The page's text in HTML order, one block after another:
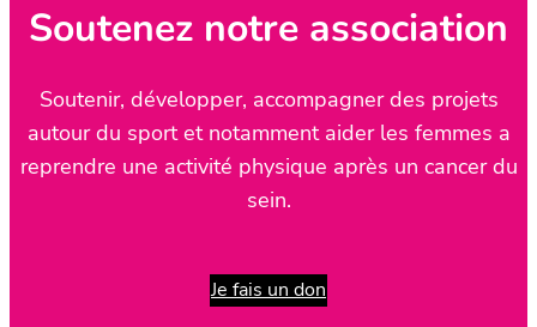
Soutenez notre association
Soutenir, développer, accompagner des projets
autour du sport et notamment aider les femmes a
reprendre une activité physique après un cancer du
sein.
Je fais un don